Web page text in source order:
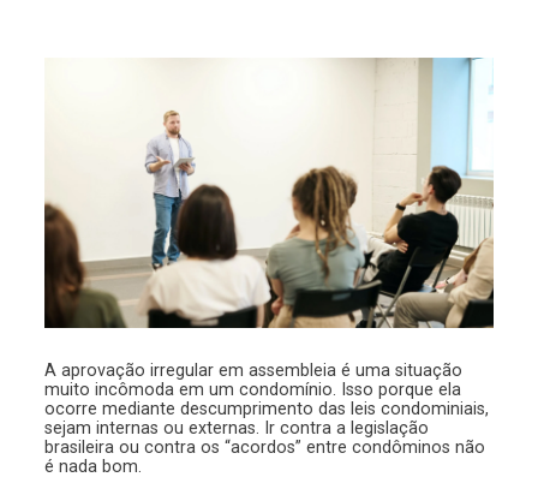
A aprovação irregular em assembleia é uma situação
muito incômoda em um condomínio. Isso porque ela
ocorre mediante descumprimento das leis condominiais,
sejam internas ou externas. Ir contra a legislação
brasileira ou contra os “acordos” entre condôminos não
é nada bom.